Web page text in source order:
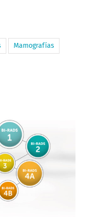
Mamografías